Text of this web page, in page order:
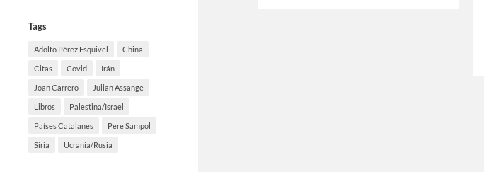
Tags
Adolfo Pérez Esquivel China
Citas Covid Irán
Joan Carrero Julian Assange
Libros Palestina/Israel
Países Catalanes Pere Sampol
Siria Ucrania/Rusia